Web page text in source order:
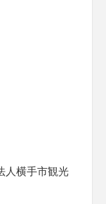
人横手市観光